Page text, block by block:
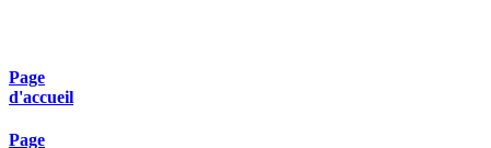
Page
d'accueil
Page